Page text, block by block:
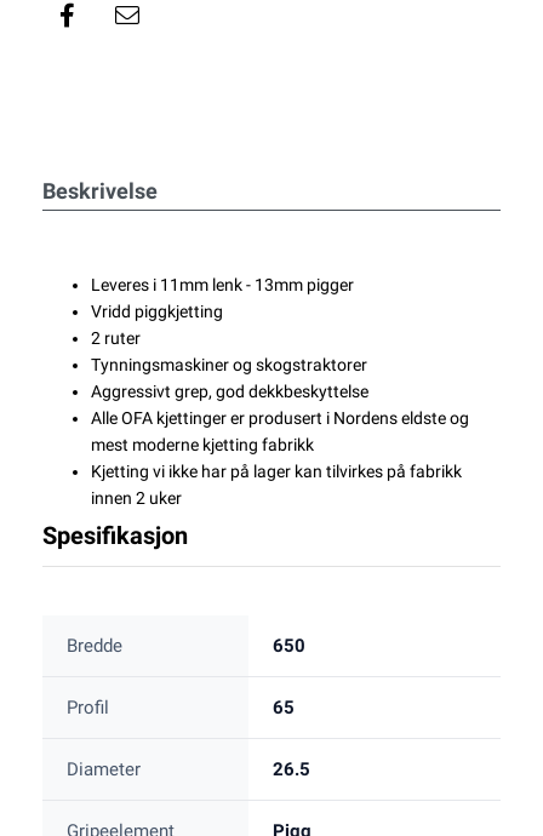
Beskrivelse
Leveres i 11mm lenk - 13mm pigger
Vridd piggkjetting
2 ruter
Tynningsmaskiner og skogstraktorer
Aggressivt grep, god dekkbeskyttelse
Alle OFA kjettinger er produsert i Nordens eldste og
mest moderne kjetting fabrikk
Kjetting vi ikke har på lager kan tilvirkes på fabrikk
innen 2 uker
Spesifikasjon
Bredde 650
Profil 65
Diameter 26.5
Gripeelement Pigg